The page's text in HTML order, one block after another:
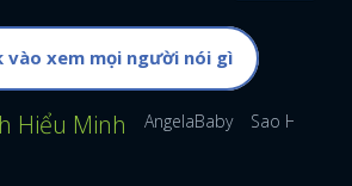
x
vào xem mọi người nói gì
Hiểu Minh AngelaBaby Sao Hoa Ngữ